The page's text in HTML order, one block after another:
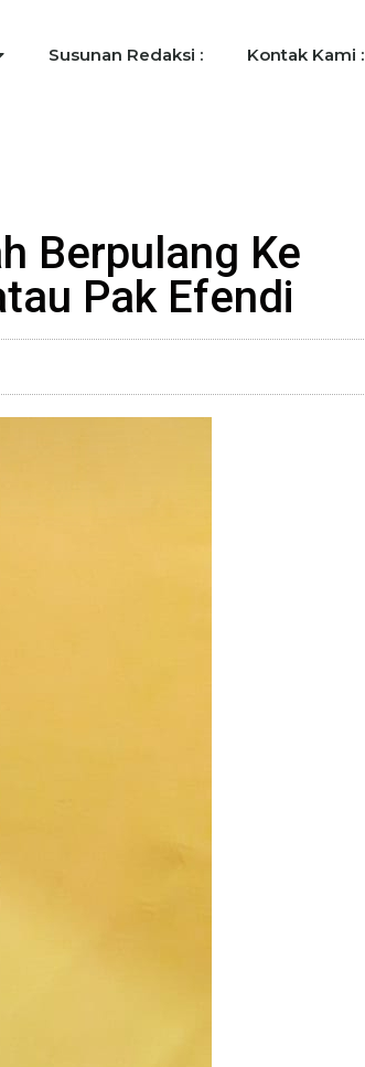
Susunan Redaksi : Kontak Kami :
Berpulang Ke
Pak Efendi